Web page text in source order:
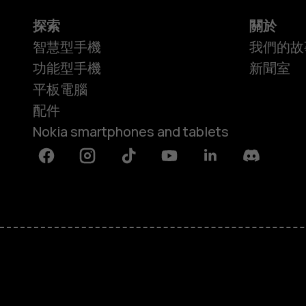
探索
智慧型手機
功能型手機
平板電腦
配件
Nokia smartphones and tablets
關於
我們的
新聞室
FacebookInstagramTiktok YoutubeLinkedinDiscord